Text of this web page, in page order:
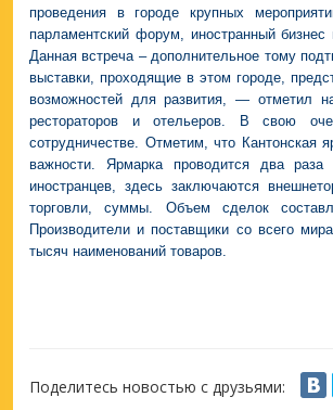
проведения в городе крупных
парламентский форум, иностранный
Данная встреча – дополнительное тому
выставки, проходящие в этом городе,
возможностей для развития, — отметил
рестораторов и отельеров. В свою
сотрудничестве. Отметим, что
важности. Ярмарка проводится два
иностранцев, здесь заключаются
торговли, суммы. Объем сделок
Производители и поставщики со всего
тысяч наименований товаров.
Поделитесь новостью с друзьями: